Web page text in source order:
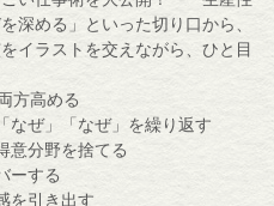
深める」といった切り口から、
イラストを交えながら、ひと目
方高める
なぜ」「なぜ」を繰り返す
意分野を捨てる
ーする
を引き出す